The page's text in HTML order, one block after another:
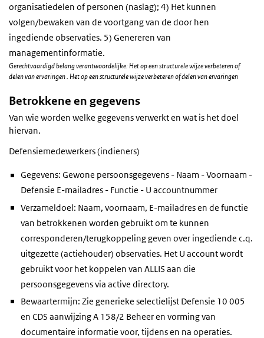
organisatiedelen of personen (naslag); 4) Het kunnen
volgen/bewaken van de voortgang van de door hen
ingediende observaties. 5) Genereren van
managementinformatie.
Gerechtvaardigd belang verantwoordelijke: Het op een structurele wijze verbeteren of
delen van ervaringen . Het op een structurele wijze verbeteren of delen van ervaringen
Betrokkene en gegevens
Van wie worden welke gegevens verwerkt en wat is het doel
hiervan.
Defensiemedewerkers (indieners)
Gegevens: Gewone persoonsgegevens - Naam - Voornaam -
Defensie E-mailadres - Functie - U accountnummer
Verzameldoel: Naam, voornaam, E-mailadres en de functie
van betrokkenen worden gebruikt om te kunnen
corresponderen/terugkoppeling geven over ingediende c.q.
uitgezette (actiehouder) observaties. Het U account wordt
gebruikt voor het koppelen van ALLIS aan die
persoonsgegevens via active directory.
Bewaartermijn: Zie generieke selectielijst Defensie 10 005
en CDS aanwijzing A 158/2 Beheer en vorming van
documentaire informatie voor, tijdens en na operaties.